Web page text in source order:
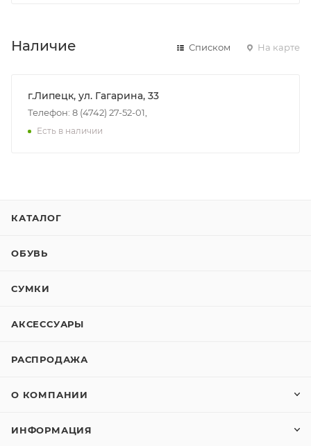
Наличие Списком На карте
г.Липецк, ул. Гагарина, 33
Телефон: 8 (4742) 27-52-01,
Есть в наличии
КАТАЛОГ
ОБУВЬ
СУМКИ
АКСЕССУАРЫ
РАСПРОДАЖА
О КОМПАНИИ
ИНФОРМАЦИЯ